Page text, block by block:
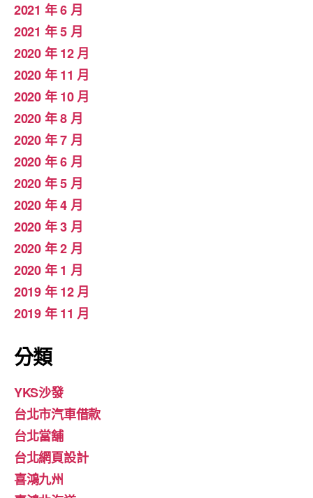
2021 年 6 月
2021 年 5 月
2020 年 12 月
2020 年 11 月
2020 年 10 月
2020 年 8 月
2020 年 7 月
2020 年 6 月
2020 年 5 月
2020 年 4 月
2020 年 3 月
2020 年 2 月
2020 年 1 月
2019 年 12 月
2019 年 11 月
分類
YKS沙發
台北市汽車借款
台北當舖
台北網頁設計
喜鴻九州